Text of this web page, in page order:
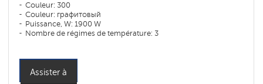
Couleur: 300
Couleur: графитовый
Puissance, W: 1900 W
Nombre de régimes de température: 3
Assister à